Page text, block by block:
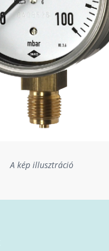
A kép illusztráció